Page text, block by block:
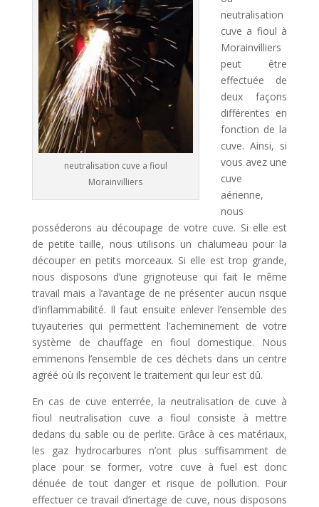
neutralisation cuve a fioul
Morainvilliers
neutralisation
cuve a fioul à
Morainvilliers
peut être
effectuée de
deux façons
différentes en
fonction de la
cuve. Ainsi, si
vous avez une
cuve
aérienne,
nous
posséderons au découpage de votre cuve. Si elle est
de petite taille, nous utilisons un chalumeau pour la
découper en petits morceaux. Si elle est trop grande,
nous disposons d’une grignoteuse qui fait le même
travail mais a l’avantage de ne présenter aucun risque
d’inflammabilité. Il faut ensuite enlever l’ensemble des
tuyauteries qui permettent l’acheminement de votre
système de chauffage en fioul domestique. Nous
emmenons l’ensemble de ces déchets dans un centre
agréé où ils reçoivent le traitement qui leur est dû.
En cas de cuve enterrée, la neutralisation de cuve à
fioul neutralisation cuve a fioul consiste à mettre
dedans du sable ou de perlite. Grâce à ces matériaux,
les gaz hydrocarbures n’ont plus suffisamment de
place pour se former, votre cuve à fuel est donc
dénuée de tout danger et risque de pollution. Pour
effectuer ce travail d’inertage de cuve, nous disposons